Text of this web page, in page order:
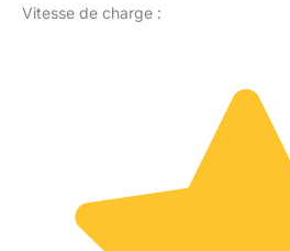
Vitesse de charge :